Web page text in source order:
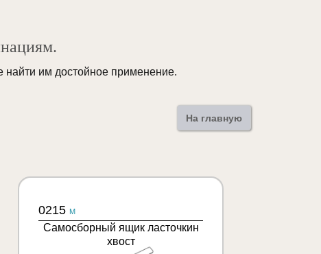
найти им достойное применение.
На главную
0215 M
Самосборный ящик ласточкин
хвост